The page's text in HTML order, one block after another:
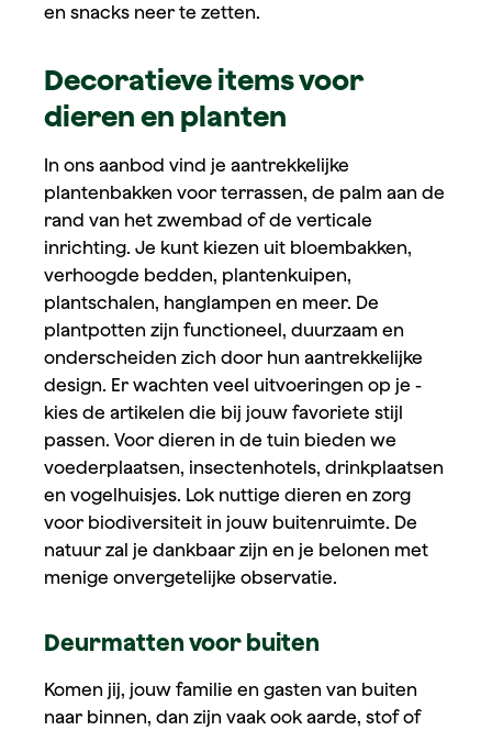
en snacks neer te zetten.
Decoratieve items voor
dieren en planten
In ons aanbod vind je aantrekkelijke
plantenbakken voor terrassen, de palm aan de
rand van het zwembad of de verticale
inrichting. Je kunt kiezen uit bloembakken,
verhoogde bedden, plantenkuipen,
plantschalen, hanglampen en meer. De
plantpotten zijn functioneel, duurzaam en
onderscheiden zich door hun aantrekkelijke
design. Er wachten veel uitvoeringen op je -
kies de artikelen die bij jouw favoriete stijl
passen. Voor dieren in de tuin bieden we
voederplaatsen, insectenhotels, drinkplaatsen
en vogelhuisjes. Lok nuttige dieren en zorg
voor biodiversiteit in jouw buitenruimte. De
natuur zal je dankbaar zijn en je belonen met
menige onvergetelijke observatie.
Deurmatten voor buiten
Komen jij, jouw familie en gasten van buiten
naar binnen, dan zijn vaak ook aarde, stof of